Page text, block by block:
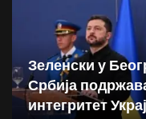
Зеленски у
Србија
интегритет